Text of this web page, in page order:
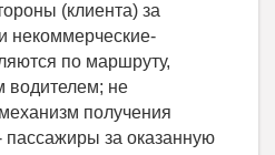
(клиента) за
некоммерческие-
по маршруту,
водителем; не
получения
пассажиры за оказанную